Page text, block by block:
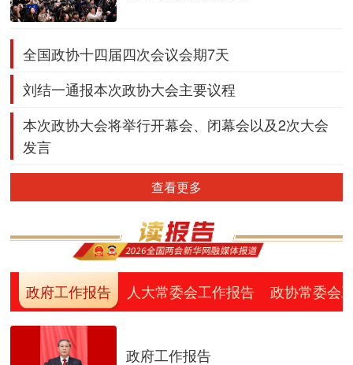
全国政协十四届四次会议会期7天
刘结一通报本次政协大会主要议程
本次政协大会将举行开幕会、闭幕会以及2次大会
发言
查看更多
政府工作报告 人大常委会工作报告 政协常委会
政府工作报告